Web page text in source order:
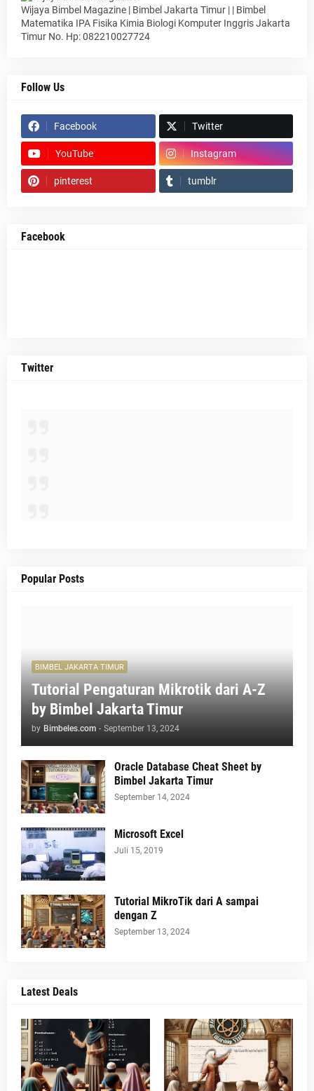
Wijaya Bimbel Magazine | Bimbel Jakarta Timur | | Bimbel
Matematika IPA Fisika Kimia Biologi Komputer Inggris Jakarta
Timur No. Hp: 082210027724
Follow Us
Facebook Twitter
YouTube Instagram
pinterest tumblr
Facebook
Twitter
Popular Posts
BIMBEL JAKARTA TIMUR
Tutorial Pengaturan Mikrotik dari A-Z
by Bimbel Jakarta Timur
by Bimbeles.com - September 13, 2024
Oracle Database Cheat Sheet by
Bimbel Jakarta Timur
September 14, 2024
Microsoft Excel
Juli 15, 2019
Tutorial MikroTik dari A sampai
dengan Z
September 13, 2024
Latest Deals